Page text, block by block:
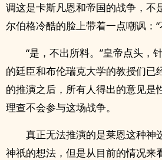
调这是卡斯凡恩和帝国的战争，不
尔伯格冷酷的脸上带着一点嘲讽：
“是，不出所料。”皇帝点头，
的廷臣和布伦瑞克大学的教授们已
的推演之后，所有人得出的意见是
理查不会参与这场战争。
真正无法推演的是莱恩这种神
神祇的想法，但是从目前的情况来